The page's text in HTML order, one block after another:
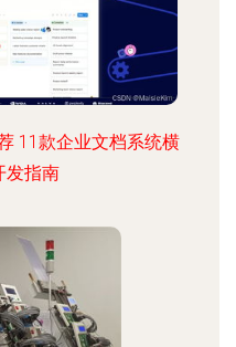
11款企业文档系统横
发指南